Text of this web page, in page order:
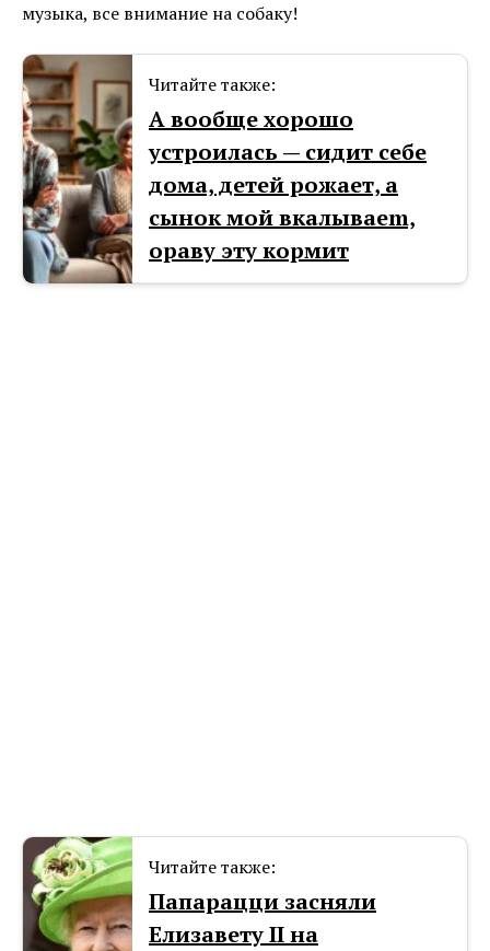
музыка, все внимание на собаку!
Читайте также:
А вообще хорошо
устроилась — сидит себе
дома, детей рожает, а
сынок мой вкалываеm,
ораву эту кормит
Читайте также:
Папарацци засняли
Елизавету II на